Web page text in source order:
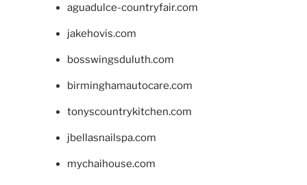
aguadulce-countryfair.com
jakehovis.com
bosswingsduluth.com
birminghamautocare.com
tonyscountrykitchen.com
jbellasnailspa.com
mychaihouse.com